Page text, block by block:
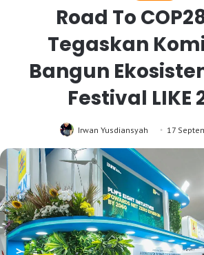
Road To
Tegaskan
Bangun
Festival LIKE
Irwan Yusdiansyah 17